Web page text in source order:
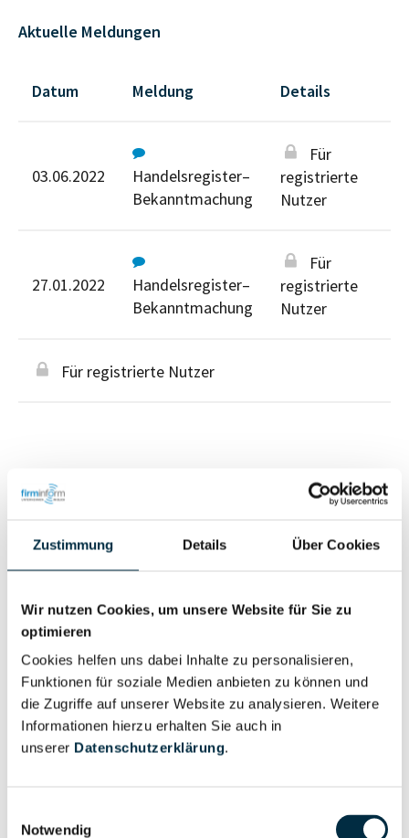
Zustimmung Details Über Cookies
Wir nutzen Cookies, um unsere Website für Sie zu
optimieren
Cookies helfen uns dabei Inhalte zu personalisieren,
Funktionen für soziale Medien anbieten zu können und
die Zugriffe auf unserer Website zu analysieren. Weitere
Informationen hierzu erhalten Sie auch in
unserer Datenschutzerklärung.
Notwendig
Aktuelle Meldungen
Datum Meldung Details
03.06.2022
Handelsregister–
Bekanntmachung
Für
registrierte
Nutzer
27.01.2022
Handelsregister–
Bekanntmachung
Für
registrierte
Nutzer
Für registrierte Nutzer
Nutzer
Wirtschaftlich
Berechtigter
Vollständiges
Unternehmensprofil
anfragen